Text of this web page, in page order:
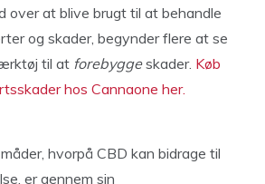
over at blive brugt til at behandle
og skader, begynder flere at se
til at forebyggeskader. Køb
hos Cannaone her.
hvorpå CBD kan bidrage til
er gennem sin